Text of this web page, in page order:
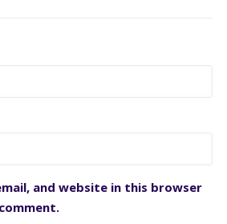
and website in this browser